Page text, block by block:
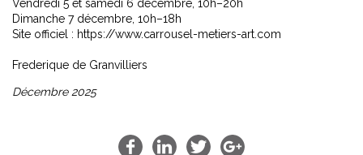
Vendredi 5 et samedi 6 décembre, 10h–20h
Dimanche 7 décembre, 10h–18h
Site officiel : https://www.carrousel-metiers-art.com
Frederique de Granvilliers
Décembre 2025